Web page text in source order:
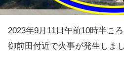
2023年9月11日午前10時半こ
御前田付近で火事が発生しまし